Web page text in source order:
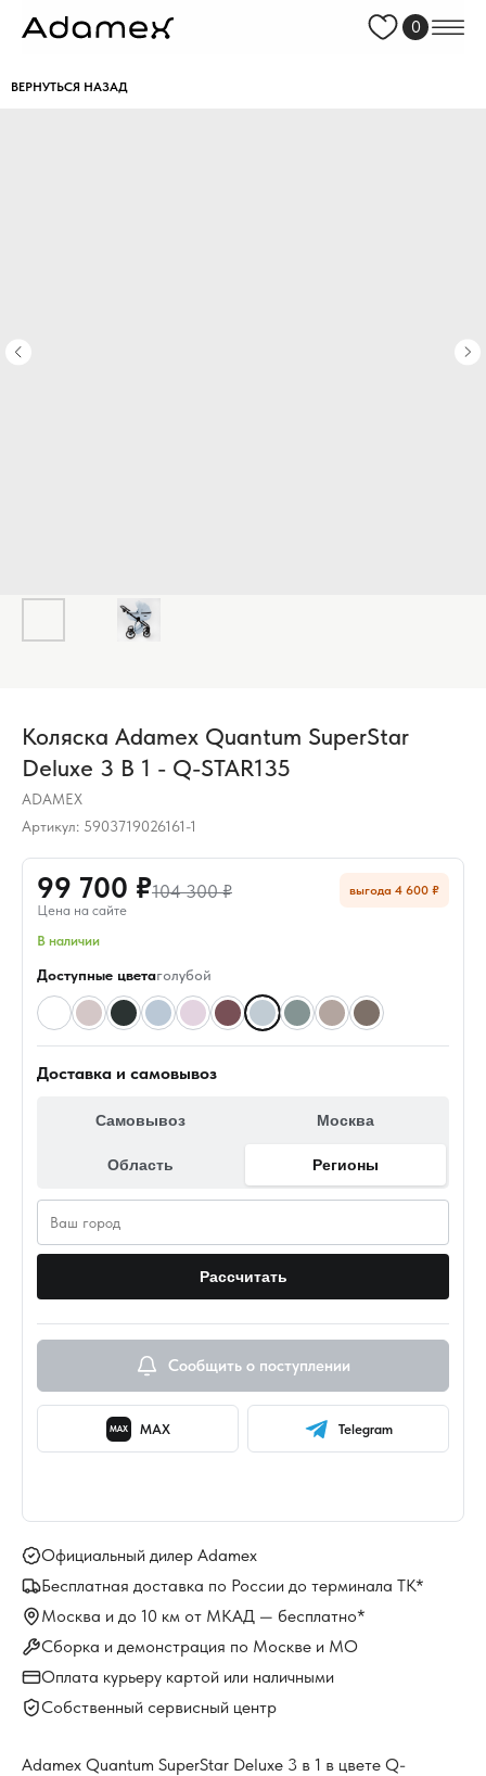
0
ВЕРНУТЬСЯ НАЗАД
Коляска Adamex Quantum SuperStar
Deluxe 3 В 1 - Q-STAR135
ADAMEX
Артикул: 5903719026161-1
99 700 ₽104 300 ₽
Цена на сайте
выгода 4 600 ₽
В наличии
Доступные цветаголубой
Доставка и самовывоз
Самовывоз Москва
Область Регионы
Рассчитать
Сообщить о поступлении
MAX MAX Telegram
Официальный дилер Adamex
Бесплатная доставка по России до терминала ТК*
Москва и до 10 км от МКАД — бесплатно*
Сборка и демонстрация по Москве и МО
Оплата курьеру картой или наличными
Собственный сервисный центр
Adamex Quantum SuperStar Deluxe 3 в 1 в цвете Q-